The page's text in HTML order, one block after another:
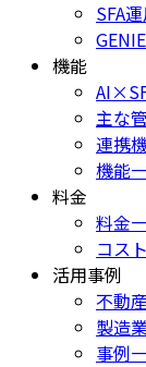
SFA
機能
主な
連携
機能
料金
料金
コス
活用事例
不動
製造
事例